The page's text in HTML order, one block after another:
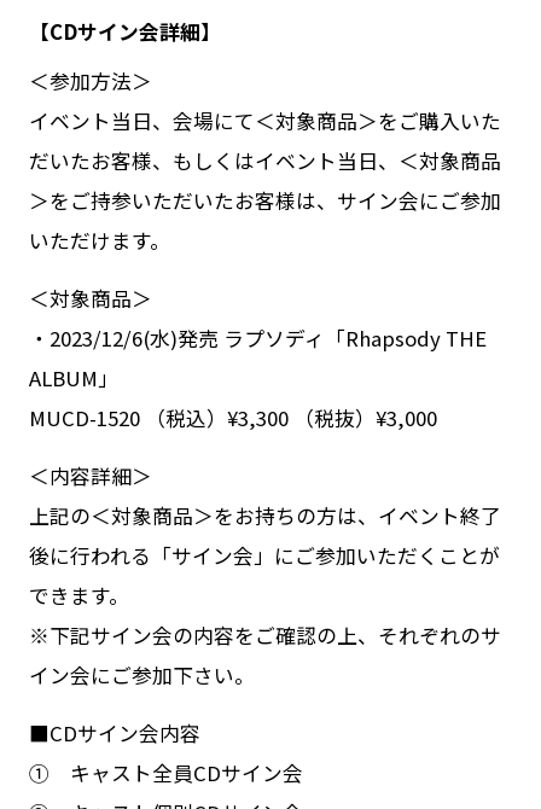
【CDサイン会詳細】
＜参加方法＞
イベント当日、会場にて＜対象商品＞をご購入いた
だいたお客様、もしくはイベント当日、＜対象商品
＞をご持参いただいたお客様は、サイン会にご参加
いただけます。
＜対象商品＞
・2023/12/6(水)発売 ラプソディ「Rhapsody THE
ALBUM」
MUCD-1520 （税込）¥3,300 （税抜）¥3,000
＜内容詳細＞
上記の＜対象商品＞をお持ちの方は、イベント終了
後に行われる「サイン会」にご参加いただくことが
できます。
※下記サイン会の内容をご確認の上、それぞれのサ
イン会にご参加下さい。
■CDサイン会内容
① キャスト全員CDサイン会